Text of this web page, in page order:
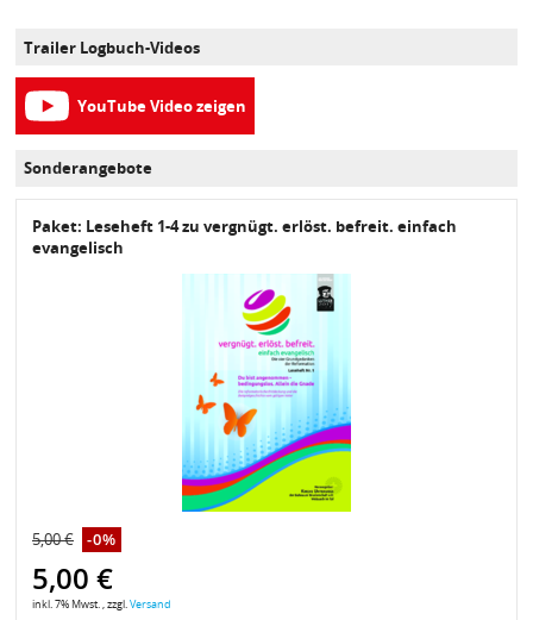
Trailer Logbuch-Videos
YouTube Video zeigen
Sonderangebote
Paket: Leseheft 1-4 zu vergnügt. erlöst. befreit. einfach
evangelisch
5,00 € -0%
5,00 €
inkl. 7% Mwst. , zzgl.Versand